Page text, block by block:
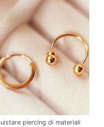
piercing di materiali